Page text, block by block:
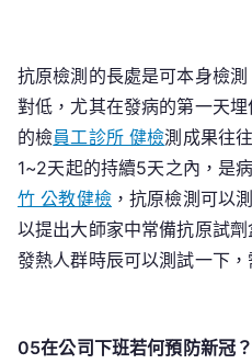
抗原檢測的長處是可本身檢
對低，尤其在發病的第一天
的檢員工診所 健檢測成果往
1~2天起的持續5天之內，是
竹 公教健檢，抗原檢測可以
以提出大師家中常備抗原試
發熱人群時辰可以測試一下
05在公司下班若何預防新冠？